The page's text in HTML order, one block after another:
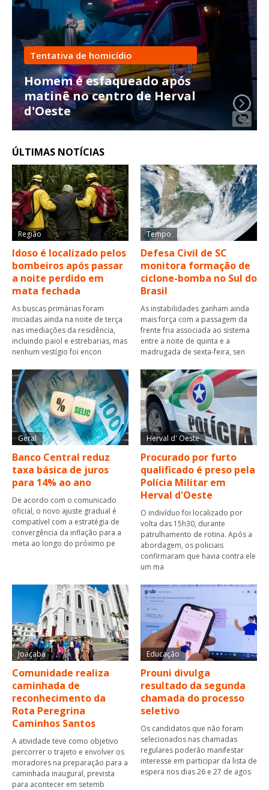
Tentativa de homicídio
Homem é esfaqueado após
matinê no centro de Herval
d'Oeste
ÚLTIMAS NOTÍCIAS
Região
Idoso é localizado pelos
bombeiros após passar
a noite perdido em
mata fechada
As buscas primárias foram
iniciadas ainda na noite de terça
nas imediações da residência,
incluindo paiol e estrebarias, mas
nenhum vestígio foi encon
Tempo
Defesa Civil de SC
monitora formação de
ciclone-bomba no Sul do
Brasil
As instabilidades ganham ainda
mais força com a passagem da
frente fria associada ao sistema
entre a noite de quinta e a
madrugada de sexta-feira, sen
Geral
Banco Central reduz
taxa básica de juros
para 14% ao ano
De acordo com o comunicado
oficial, o novo ajuste gradual é
compatível com a estratégia de
convergência da inflação para a
meta ao longo do próximo pe
Herval d' Oeste
Procurado por furto
qualificado é preso pela
Polícia Militar em
Herval d'Oeste
O indivíduo foi localizado por
volta das 15h30, durante
patrulhamento de rotina. Após a
abordagem, os policiais
confirmaram que havia contra ele
um ma
Joaçaba
Comunidade realiza
caminhada de
reconhecimento da
Rota Peregrina
Caminhos Santos
A atividade teve como objetivo
percorrer o trajeto e envolver os
moradores na preparação para a
caminhada inaugural, prevista
para acontecer em setemb
Educação
Prouni divulga
resultado da segunda
chamada do processo
seletivo
Os candidatos que não foram
selecionados nas chamadas
regulares poderão manifestar
interesse em participar da lista de
espera nos dias 26 e 27 de agos